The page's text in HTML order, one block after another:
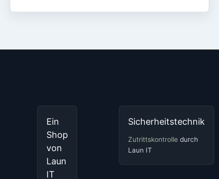
Ein
Shop
von
Laun
IT
Sicherheitstechnik
Zutrittskontrolle durch
Laun IT